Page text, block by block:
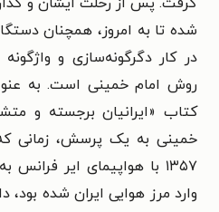
شده تا به امروز، همچنان
در کار دگرگونه‌سازی و
روش امام خمینی است. به
کتاب «ایرانیان برجسته و
۱۳۵۷ با هواپیمای ایر
وارد مرز هوایی ایران شده